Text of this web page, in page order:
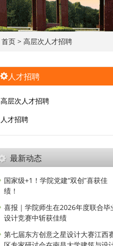
首页 > 高层次人才招聘
人才招聘
高层次人才招聘
人才招聘
最新动态
国家级+1！学院党建“双创”喜获佳
绩！
喜报｜学院师生在2026年度联合毕
设计竞赛中斩获佳绩
第七届东方创意之星设计大赛江西